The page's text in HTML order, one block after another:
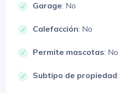
Garage: No
Calefacción: No
Permite mascotas: No
Subtipo de propiedad: